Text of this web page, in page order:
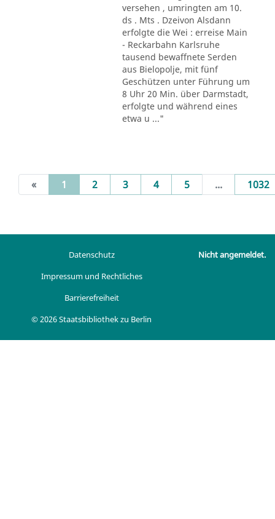
versehen , umringten am 10.
ds . Mts . Dzeivon Alsdann
erfolgte die Wei : erreise Main
- Reckarbahn Karlsruhe
tausend bewaffnete Serden
aus Bielopolje, mit fünf
Geschützen unter Führung um
8 Uhr 20 Min. über Darmstadt,
erfolgte und während eines
etwa u ..."
« 1 (current)
2 3 4 5 ... 1032
Datenschutz
Impressum und Rechtliches
Barrierefreiheit
© 2026 Staatsbibliothek zu Berlin
Nicht angemeldet.